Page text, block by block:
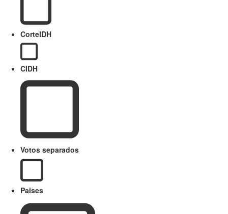
CorteIDH
CIDH
Votos separados
Paises